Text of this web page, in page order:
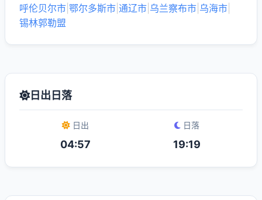
呼伦贝尔市 鄂尔多斯市 通辽市 乌兰察布市 乌海市
锡林郭勒盟
日出日落
日出
04:57
日落
19:19